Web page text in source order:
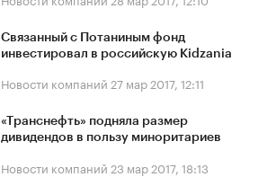
Связанный с Потаниным фонд
инвестировал в российскую Kidzania
Новости компаний 27 мар 2017, 12:11
«Транснефть» подняла размер
дивидендов в пользу миноритариев
Новости компаний 23 мар 2017, 18:13